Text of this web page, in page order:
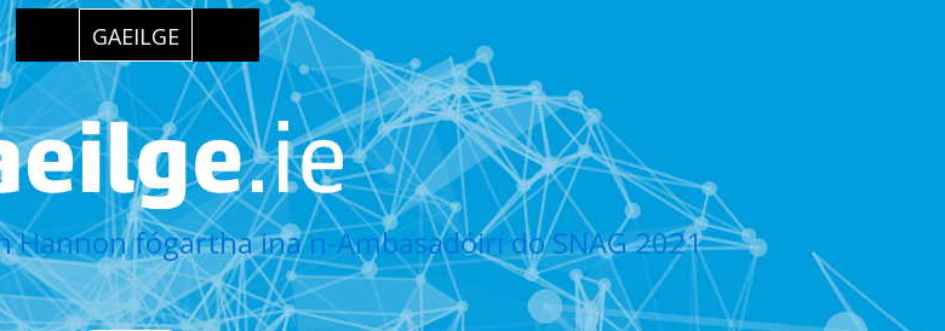
GAEILGE
Hannon fógartha ina n-Ambasadóirí do SNAG 2021